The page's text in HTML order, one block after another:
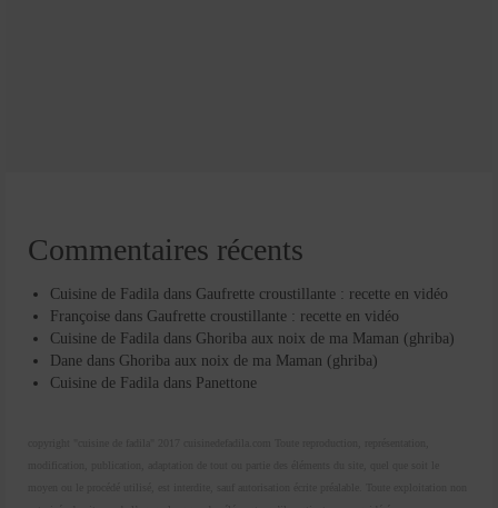
Commentaires récents
Cuisine de Fadila dans Gaufrette croustillante : recette en vidéo
Françoise dans Gaufrette croustillante : recette en vidéo
Cuisine de Fadila dans Ghoriba aux noix de ma Maman (ghriba)
Dane dans Ghoriba aux noix de ma Maman (ghriba)
Cuisine de Fadila dans Panettone